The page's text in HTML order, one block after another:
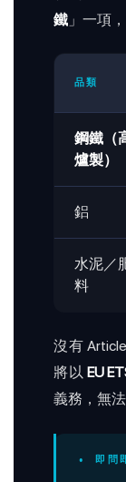
鐵 」一項
品類
鋼鐵（
爐製）
鋁
水泥／
料
沒有
將以 EU
義務，無
• 即問